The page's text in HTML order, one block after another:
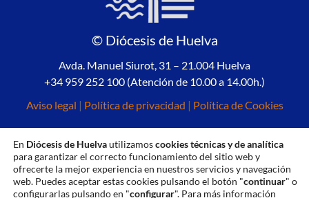
© Diócesis de Huelva
Avda. Manuel Siurot, 31 – 21.004 Huelva
+34 959 252 100 (Atención de 10.00 a 14.00h.)
Aviso legal | Política de privacidad | Política de Cookies
En Diócesis de Huelvautilizamoscookies técnicas y de analítica
para garantizar el correcto funcionamiento del sitio web y
ofrecerte la mejor experiencia en nuestros servicios y navegación
web. Puedes aceptar estas cookies pulsando el botón "continuar" o
configurarlas pulsando en "configurar". Para más información